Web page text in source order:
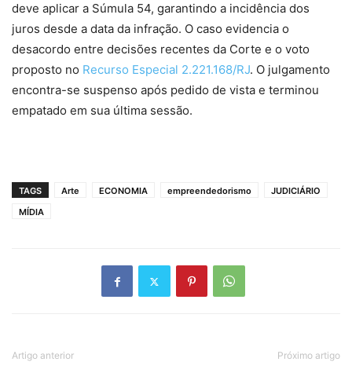
deve aplicar a Súmula 54, garantindo a incidência dos
juros desde a data da infração. O caso evidencia o
desacordo entre decisões recentes da Corte e o voto
proposto no Recurso Especial 2.221.168/RJ. O julgamento
encontra-se suspenso após pedido de vista e terminou
empatado em sua última sessão.
TAGS Arte ECONOMIA empreendedorismo
JUDICIÁRIO
MÍDIA
Artigo anterior Próximo artigo